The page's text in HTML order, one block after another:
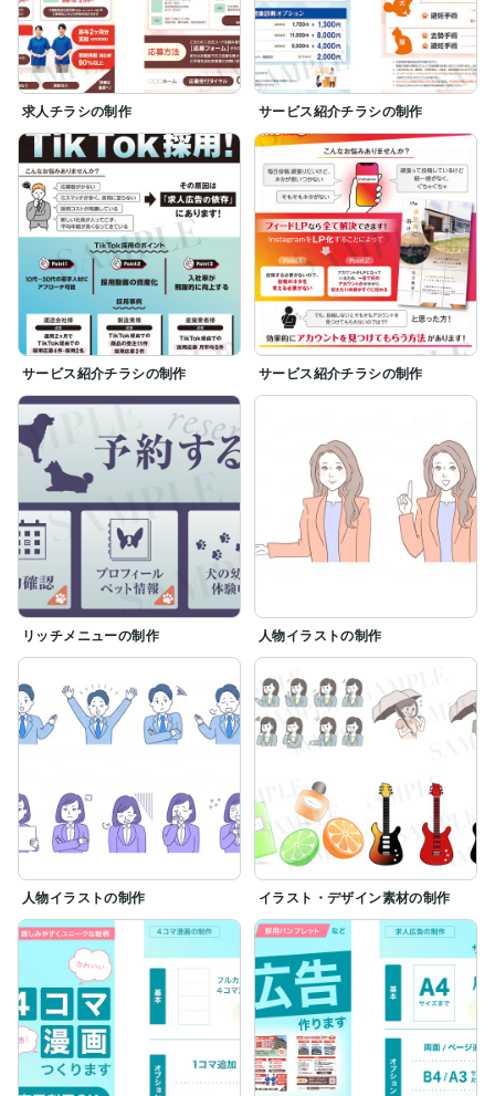
求人チラシの制作 サービス紹介チラシの制作
サービス紹介チラシの制作 サービス紹介チラシの制作
リッチメニューの制作 人物イラストの制作
人物イラストの制作 イラスト・デザイン素材の制作